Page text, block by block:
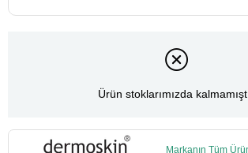
Ürün stoklarımızda
Markanın Tüm